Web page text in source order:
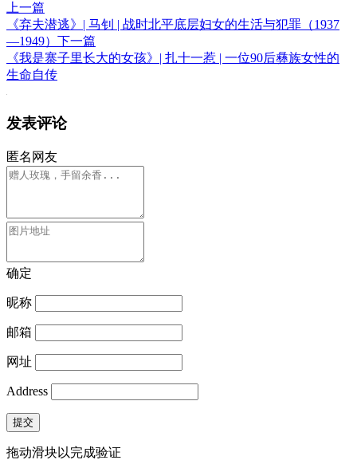
上一篇
《弃夫潜逃》| 马钊 | 战时北平底层妇女的生活与犯罪（1937
—1949） 下一篇
《我是寨子里长大的女孩》| 扎十一惹 | 一位90后彝族女性的
生命自传
发表评论
匿名网友
确定
昵称
邮箱
网址
Address
提交
拖动滑块以完成验证